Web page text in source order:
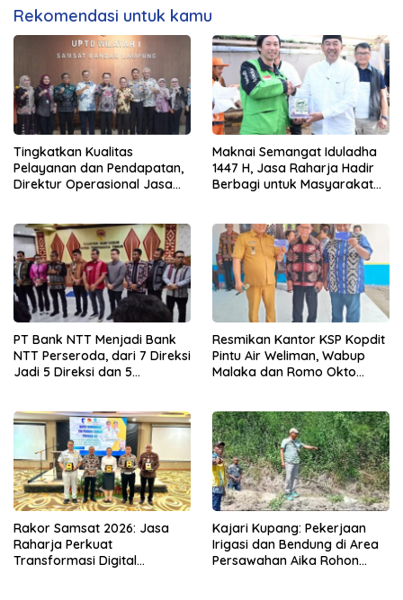
Rekomendasi untuk kamu
Tingkatkan Kualitas
Pelayanan dan Pendapatan,
Direktur Operasional Jasa
Samsat Rajabasa
Maknai Semangat Iduladha
1447 H, Jasa Raharja Hadir
Berbagi untuk Masyarakat
PT Bank NTT Menjadi Bank
NTT Perseroda, dari 7 Direksi
Jadi 5 Direksi dan 5
Resmikan Kantor KSP Kopdit
Pintu Air Weliman, Wabup
Malaka dan Romo Okto
Rakor Samsat 2026: Jasa
Raharja Perkuat
Transformasi Digital
Kajari Kupang: Pekerjaan
Irigasi dan Bendung di Area
Persawahan Aika Rohon